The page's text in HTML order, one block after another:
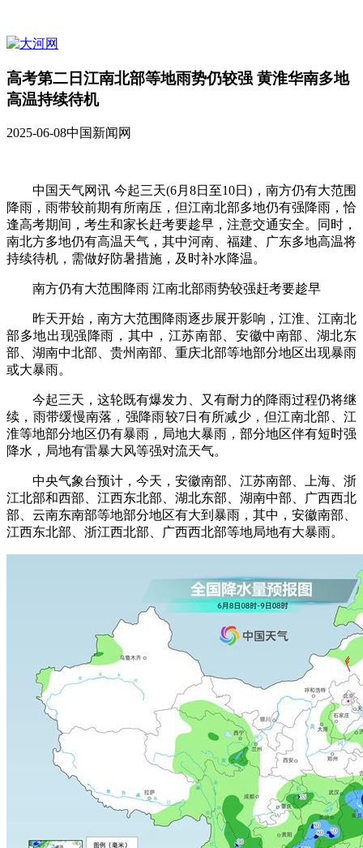
高考第二日江南北部等地雨势仍较强 黄淮华南多地
高温持续待机
2025-06-08中国新闻网
中国天气网讯 今起三天(6月8日至10日)，南方仍有大范围
降雨，雨带较前期有所南压，但江南北部多地仍有强降雨，恰
逢高考期间，考生和家长赶考要趁早，注意交通安全。同时，
南北方多地仍有高温天气，其中河南、福建、广东多地高温将
持续待机，需做好防暑措施，及时补水降温。
南方仍有大范围降雨 江南北部雨势较强赶考要趁早
昨天开始，南方大范围降雨逐步展开影响，江淮、江南北
部多地出现强降雨，其中，江苏南部、安徽中南部、湖北东
部、湖南中北部、贵州南部、重庆北部等地部分地区出现暴雨
或大暴雨。
今起三天，这轮既有爆发力、又有耐力的降雨过程仍将继
续，雨带缓慢南落，强降雨较7日有所减少，但江南北部、江
淮等地部分地区仍有暴雨，局地大暴雨，部分地区伴有短时强
降水，局地有雷暴大风等强对流天气。
中央气象台预计，今天，安徽南部、江苏南部、上海、浙
江北部和西部、江西东北部、湖北东部、湖南中部、广西西北
部、云南东南部等地部分地区有大到暴雨，其中，安徽南部、
江西东北部、浙江西北部、广西西北部等地局地有大暴雨。